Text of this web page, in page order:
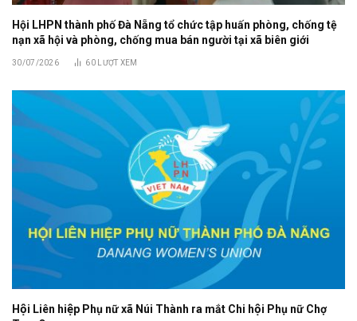
Hội LHPN thành phố Đà Nẵng tổ chức tập huấn phòng, chống tệ
nạn xã hội và phòng, chống mua bán người tại xã biên giới
30/07/2026 60 LƯỢT XEM
Hội Liên hiệp Phụ nữ xã Núi Thành ra mắt Chi hội Phụ nữ Chợ